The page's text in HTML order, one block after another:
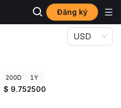
Đăng ký
USD
200D 1Y
$ 9.752500